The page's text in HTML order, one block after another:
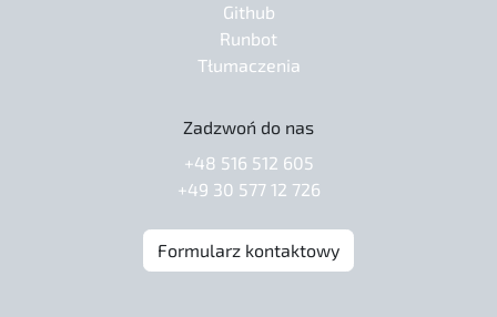
Github
Runbot
Tłumaczenia
Zadzwoń do nas
+48 516 512 605
+49 30 577 12 726
Formularz kontaktowy